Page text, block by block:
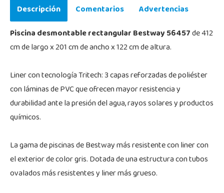
Descripción Comentarios
Advertencias
Piscina desmontable rectangular Bestway 56457de 412
cm de largo x 201 cm de ancho x 122 cm de altura.
Liner con tecnología Tritech: 3 capas reforzadas de poliéster
con láminas de PVC que ofrecen mayor resistencia y
durabilidad ante la presión del agua, rayos solares y productos
químicos.
La gama de piscinas de Bestway más resistente con liner con
el exterior de color gris. Dotada de una estructura con tubos
ovalados más resistentes y liner más grueso.